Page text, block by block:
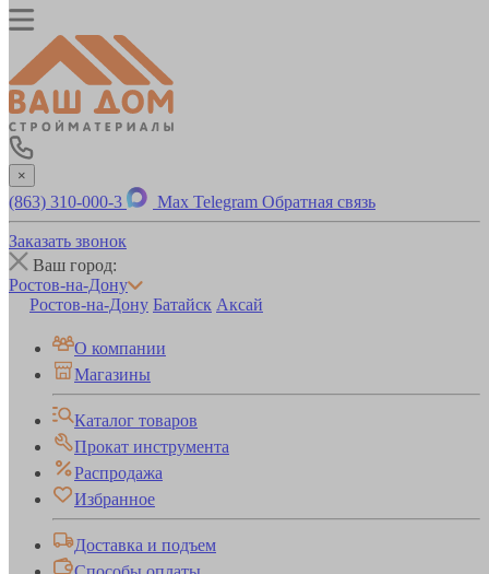
×
(863) 310-000-3 Max Telegram Обратная связь
Заказать звонок
Ваш город:
Ростов-на-Дону
Ростов-на-Дону Батайск Аксай
О компании
Магазины
Каталог товаров
Прокат инструмента
Распродажа
Избранное
Доставка и подъем